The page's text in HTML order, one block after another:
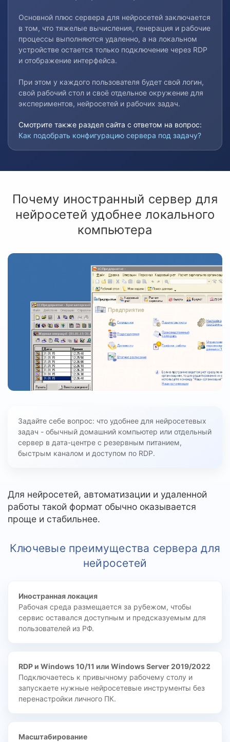
Основной плюс сервера для нейросетей заключается
в том, что тяжелые вычисления, генерация и рабочие
процессы выполняются удаленно, а на локальном
устройстве остается только подключение через RDP
и отображение интерфейса.
При этом у каждого пользователя будет свой логин,
свой рабочий стол и своё отдельное окружение для
экспериментов, нейросетей и рабочих задач.
Смотрите также раздел сайта с ответом на вопрос:
Как подобрать конфигурацию сервера под задачу?
Почему иностранный сервер для
нейросетей удобнее локального
компьютера
Задайте себе вопрос: что удобнее для нейросетевых
задач - обычный домашний компьютер или отдельный
сервер в дата-центре с резервным питанием,
быстрым каналом и доступом по RDP.
Для нейросетей, автоматизации и удаленной
работы такой формат обычно оказывается
проще и стабильнее.
Ключевые преимущества сервера для
нейросетей
Иностранная локация
Рабочая среда размещается за рубежом, чтобы
сервис оставался доступным и предсказуемым для
пользователей из РФ.
RDP и Windows 10/11 или Windows Server 2019/2022
Подключаетесь к привычному рабочему столу и
запускаете нужные нейросетевые инструменты без
перенастройки личного ПК.
Масштабирование